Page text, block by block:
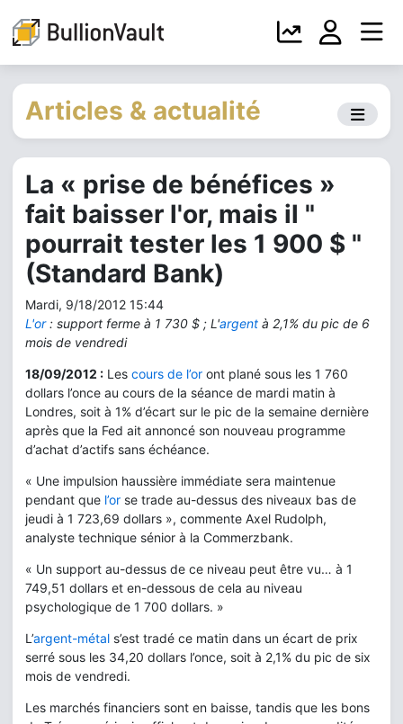
Articles & actualité
La « prise de bénéfices »
fait baisser l'or, mais il "
pourrait tester les 1 900 $ "
(Standard Bank)
Mardi, 9/18/2012 15:44
L'or: support ferme à 1 730 $ ; L'argent à 2,1% du pic de 6
mois de vendredi
18/09/2012 : Les cours de l’or ont plané sous les 1 760
dollars l’once au cours de la séance de mardi matin à
Londres, soit à 1% d’écart sur le pic de la semaine dernière
après que la Fed ait annoncé son nouveau programme
d’achat d’actifs sans échéance.
« Une impulsion haussière immédiate sera maintenue
pendant que l’or se trade au-dessus des niveaux bas de
jeudi à 1 723,69 dollars », commente Axel Rudolph,
analyste technique sénior à la Commerzbank.
« Un support au-dessus de ce niveau peut être vu… à 1
749,51 dollars et en-dessous de cela au niveau
psychologique de 1 700 dollars. »
L’argent-métal s’est tradé ce matin dans un écart de prix
serré sous les 34,20 dollars l’once, soit à 2,1% du pic de six
mois de vendredi.
Les marchés financiers sont en baisse, tandis que les bons